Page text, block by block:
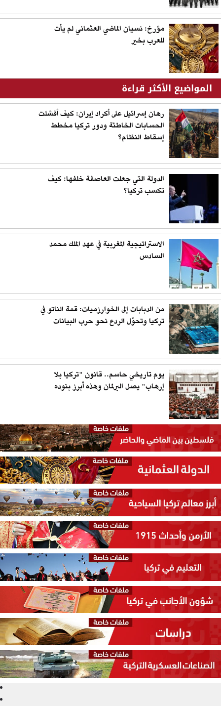
مؤرخ: نسيان الماضي العثماني لم يأت
للعرب بخير
المواضيع الأكثر قراءة
رهان إسرائيل على أكراد إيران: كيف أفشلت
الحسابات الخاطئة ودور تركيا مخطط
إسقاط النظام؟
الدولة التي جعلت العاصفة خلفها: كيف
تكسب تركيا؟
الاستراتيجية المغربية في عهد الملك محمد
السادس
من الدبابات إلى الخوارزميات: قمة الناتو في
تركيا وتحوّل الردع نحو حرب البيانات
يوم تاريخي حاسم.. قانون "تركيا بلا
إرهاب" يصل البرلمان وهذه أبرز بنوده